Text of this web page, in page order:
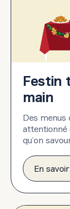
Festin
main
Des menus
attentionné
qu’on
En